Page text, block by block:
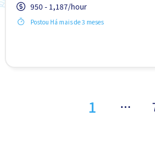
950 - 1,187/hour
Postou Há mais de 3 meses
1 …